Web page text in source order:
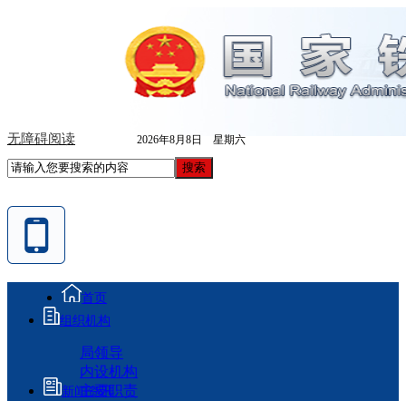
无障碍阅读 2026年8月8日 星期六
首页
组织机构
局领导
内设机构
主要职责
新闻资讯